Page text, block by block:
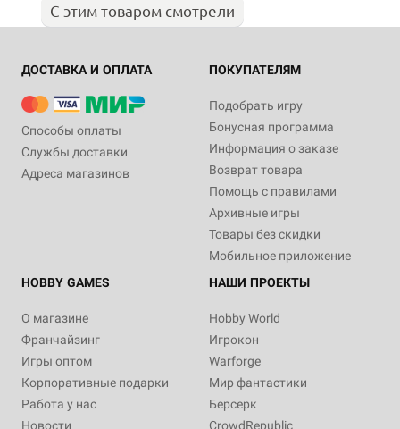
С этим товаром смотрели
ДОСТАВКА И ОПЛАТА
Способы оплаты
Службы доставки
Адреса магазинов
ПОКУПАТЕЛЯМ
Подобрать игру
Бонусная программа
Информация о заказе
Возврат товара
Помощь с правилами
Архивные игры
Товары без скидки
Мобильное приложение
HOBBY GAMES
О магазине
Франчайзинг
Игры оптом
Корпоративные подарки
Работа у нас
Новости
НАШИ ПРОЕКТЫ
Hobby World
Игрокон
Warforge
Мир фантастики
Берсерк
CrowdRepublic